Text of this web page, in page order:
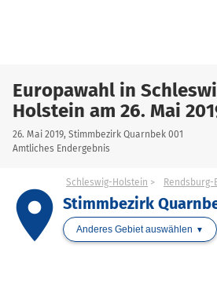
Europawahl in
Holstein am 26. Mai
26. Mai 2019, Stimmbezirk Quarnbek 001
Amtliches Endergebnis
place
Schleswig-Holstein
Stimmbezirk
Anderes Gebiet auswählen